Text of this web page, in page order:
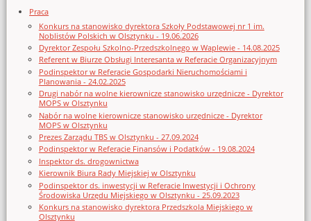
Praca
Konkurs na stanowisko dyrektora Szkoły Podstawowej nr 1 im.
Noblistów Polskich w Olsztynku - 19.06.2026
Dyrektor Zespołu Szkolno-Przedszkolnego w Waplewie - 14.08.2025
Referent w Biurze Obsługi Interesanta w Referacie Organizacyjnym
Podinspektor w Referacie Gospodarki Nieruchomościami i
Planowania - 24.02.2025
Drugi nabór na wolne kierownicze stanowisko urzędnicze - Dyrektor
MOPS w Olsztynku
Nabór na wolne kierownicze stanowisko urzędnicze - Dyrektor
MOPS w Olsztynku
Prezes Zarządu TBS w Olsztynku - 27.09.2024
Podinspektor w Referacie Finansów i Podatków - 19.08.2024
Inspektor ds. drogownictwa
Kierownik Biura Rady Miejskiej w Olsztynku
Podinspektor ds. inwestycji w Referacie Inwestycji i Ochrony
Środowiska Urzędu Miejskiego w Olsztynku - 25.09.2023
Konkurs na stanowisko dyrektora Przedszkola Miejskiego w
Olsztynku